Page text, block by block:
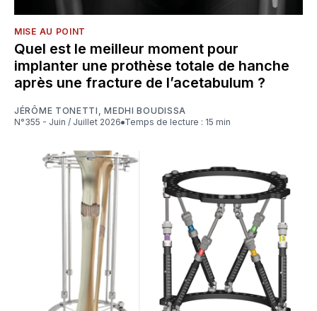
MISE AU POINT
Quel est le meilleur moment pour
implanter une prothèse totale de hanche
après une fracture de l’acetabulum ?
JÉRÔME TONETTI ,MEDHI BOUDISSA
N°355 - Juin / Juillet 2026
Temps de lecture : 15 min